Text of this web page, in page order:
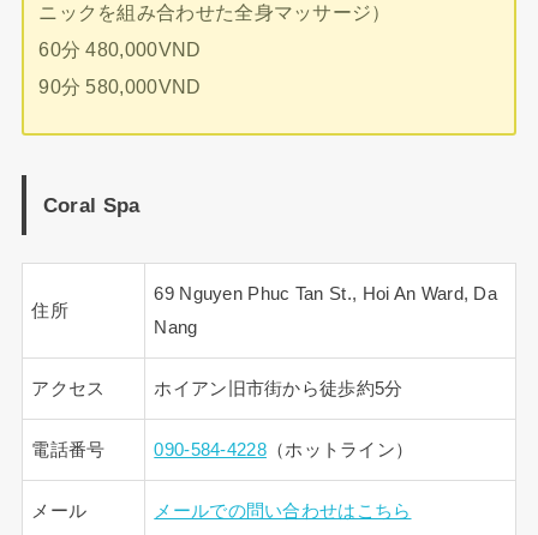
ニックを組み合わせた全身マッサージ）
60分 480,000VND
90分 580,000VND
Coral Spa
住所
69 Nguyen Phuc Tan St., Hoi An Ward, Da
Nang
アクセス ホイアン旧市街から徒歩約5分
電話番号 090-584-4228（ホットライン）
メール メールでの問い合わせはこちら